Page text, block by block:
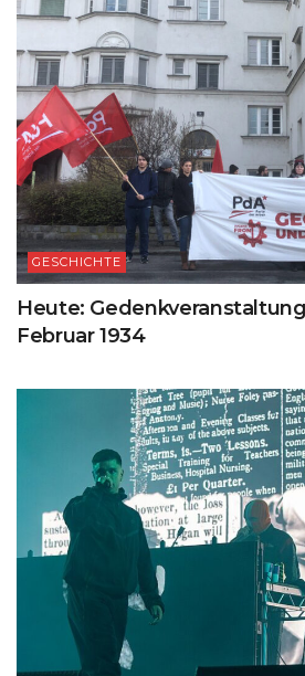
GESCHICHTE
Heute:
Februar 1934